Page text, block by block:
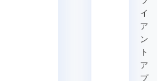
イ
ア
ン
ト
ア
プ